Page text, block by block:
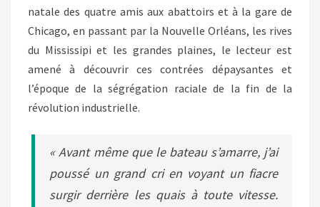
natale des quatre amis aux abattoirs et à la gare de
Chicago, en passant par la Nouvelle Orléans, les rives
du Mississipi et les grandes plaines, le lecteur est
amené à découvrir ces contrées dépaysantes et
l’époque de la ségrégation raciale de la fin de la
révolution industrielle.
« Avant même que le bateau s’amarre, j’ai
poussé un grand cri en voyant un fiacre
surgir derrière les quais à toute vitesse.